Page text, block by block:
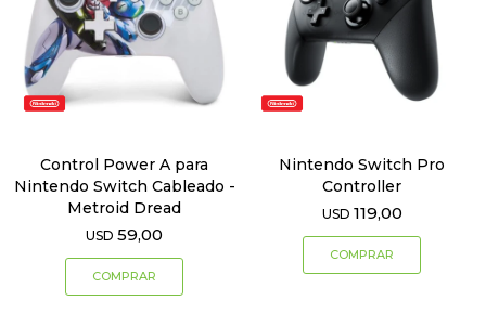
Control Power A para
Nintendo Switch Cableado -
Metroid Dread
USD 59,00
Nintendo Switch Pro
Controller
USD 119,00